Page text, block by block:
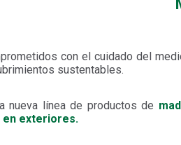
con el cuidado del
sustentables.
nueva línea de productos de
exteriores.